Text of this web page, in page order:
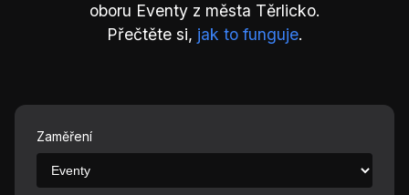
oboru Eventy z města Těrlicko.
Přečtěte si, jak to funguje.
Zaměření